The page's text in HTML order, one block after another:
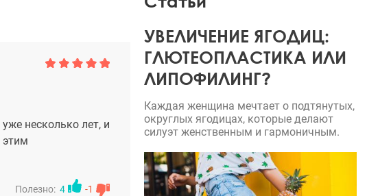
несколько лет, и
этим
Полезно: 4 -1
УВЕЛИЧЕНИЕ ЯГОДИЦ:
ГЛЮТЕОПЛАСТИКА ИЛИ
ЛИПОФИЛИНГ?
Каждая женщина мечтает о подтянутых,
округлых ягодицах, которые делают
силуэт женственным и гармоничным.